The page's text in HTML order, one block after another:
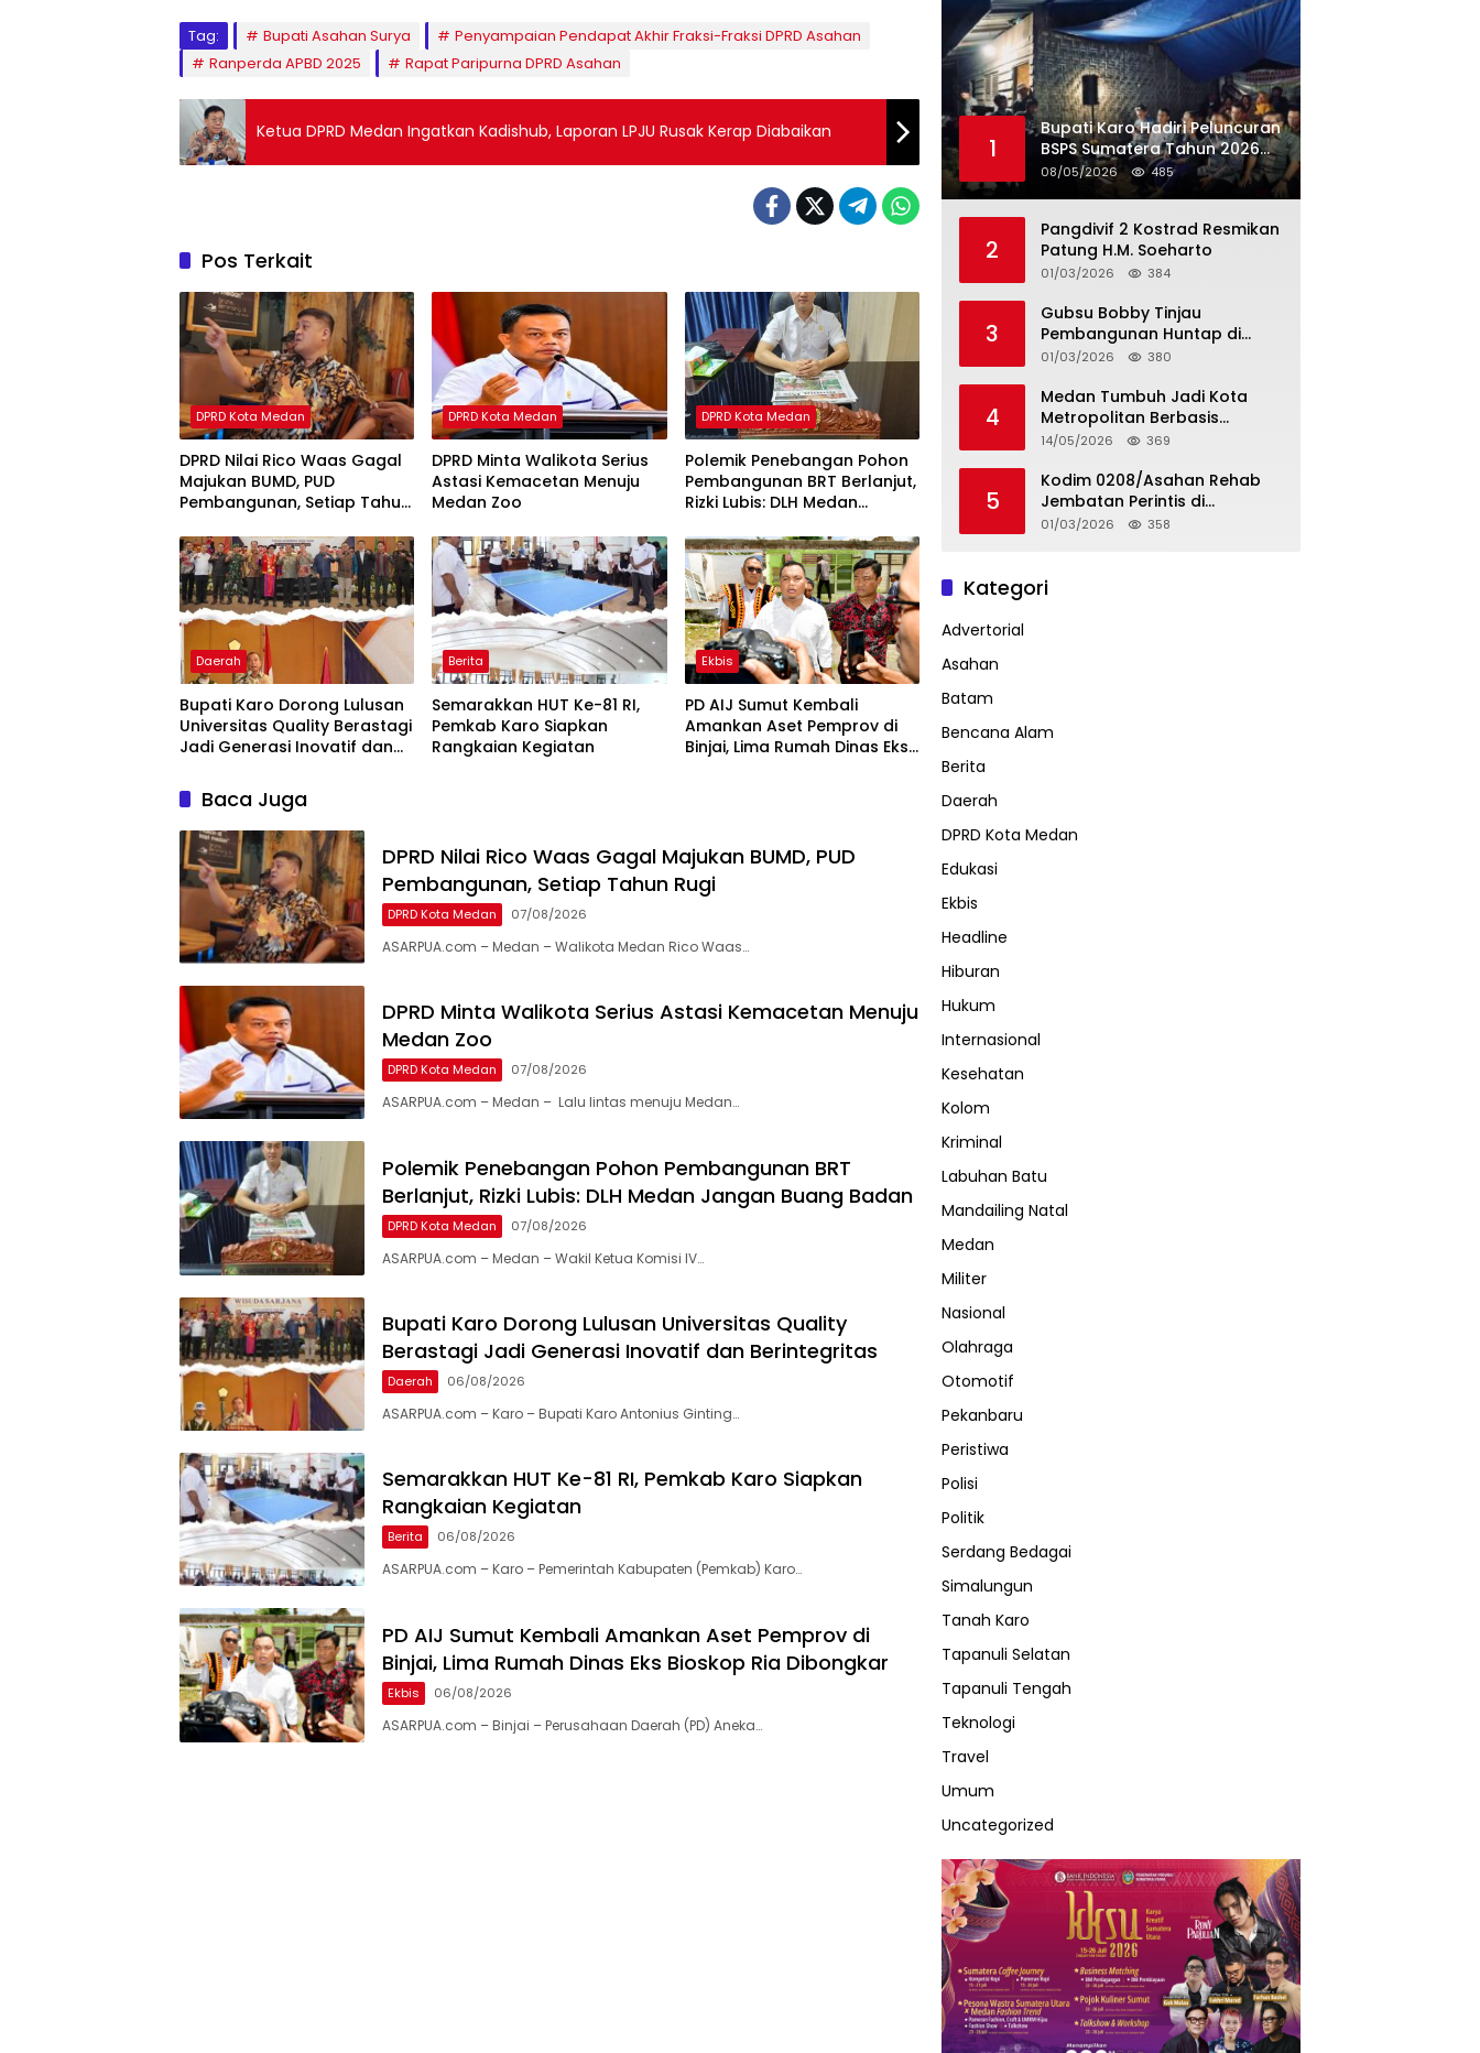
Tag: Bupati Asahan Surya
Penyampaian Pendapat Akhir Fraksi-Fraksi DPRD Asahan
Ranperda APBD 2025
Rapat Paripurna DPRD Asahan
Ketua DPRD Medan Ingatkan Kadishub, Laporan LPJU Rusak Kerap Diabaikan
Pos Terkait
DPRD Kota Medan
DPRD Nilai Rico Waas Gagal
Majukan BUMD, PUD
Pembangunan, Setiap Tahun
DPRD Kota Medan
DPRD Minta Walikota Serius
Astasi Kemacetan Menuju
Medan Zoo
DPRD Kota Medan
Polemik Penebangan Pohon
Pembangunan BRT Berlanjut,
Rizki Lubis: DLH Medan
Daerah
Bupati Karo Dorong Lulusan
Universitas Quality Berastagi
Jadi Generasi Inovatif dan
Berita
Semarakkan HUT Ke-81 RI,
Pemkab Karo Siapkan
Rangkaian Kegiatan
Ekbis
PD AIJ Sumut Kembali
Amankan Aset Pemprov di
Binjai, Lima Rumah Dinas Eks
Baca Juga
DPRD Nilai Rico Waas Gagal Majukan BUMD, PUD
Pembangunan, Setiap Tahun Rugi
DPRD Kota Medan 07/08/2026
ASARPUA.com – Medan – Walikota Medan Rico Waas…
DPRD Minta Walikota Serius Astasi Kemacetan Menuju
Medan Zoo
DPRD Kota Medan 07/08/2026
ASARPUA.com – Medan – Lalu lintas menuju Medan…
Polemik Penebangan Pohon Pembangunan BRT
Berlanjut, Rizki Lubis: DLH Medan Jangan Buang Badan
DPRD Kota Medan 07/08/2026
ASARPUA.com – Medan – Wakil Ketua Komisi IV…
Bupati Karo Dorong Lulusan Universitas Quality
Berastagi Jadi Generasi Inovatif dan Berintegritas
Daerah 06/08/2026
ASARPUA.com – Karo – Bupati Karo Antonius Ginting…
Semarakkan HUT Ke-81 RI, Pemkab Karo Siapkan
Rangkaian Kegiatan
Berita 06/08/2026
ASARPUA.com – Karo – Pemerintah Kabupaten (Pemkab) Karo…
PD AIJ Sumut Kembali Amankan Aset Pemprov di
Binjai, Lima Rumah Dinas Eks Bioskop Ria Dibongkar
Ekbis 06/08/2026
ASARPUA.com – Binjai – Perusahaan Daerah (PD) Aneka…
1
Bupati Karo Hadiri Peluncuran
BSPS Sumatera Tahun 2026
Secarra Daring
08/05/2026 485
2
Pangdivif 2 Kostrad Resmikan
Patung H.M. Soeharto
01/03/2026 384
3
Gubsu Bobby Tinjau
Pembangunan Huntap di
Tapteng
01/03/2026 380
4
Medan Tumbuh Jadi Kota
Metropolitan Berbasis
Teknologi
14/05/2026 369
5
Kodim 0208/Asahan Rehab
Jembatan Perintis di
Mandarsah
01/03/2026 358
Kategori
Advertorial
Asahan
Batam
Bencana Alam
Berita
Daerah
DPRD Kota Medan
Edukasi
Ekbis
Headline
Hiburan
Hukum
Internasional
Kesehatan
Kolom
Kriminal
Labuhan Batu
Mandailing Natal
Medan
Militer
Nasional
Olahraga
Otomotif
Pekanbaru
Peristiwa
Polisi
Politik
Serdang Bedagai
Simalungun
Tanah Karo
Tapanuli Selatan
Tapanuli Tengah
Teknologi
Travel
Umum
Uncategorized